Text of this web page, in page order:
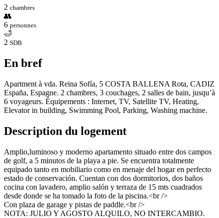
2 chambres
👥
6 personnes
🛁
2 SDB
En bref
Apartment à vda. Reina Sofía, 5 COSTA BALLENA Rota, CADIZ
España, Espagne. 2 chambres, 3 couchages, 2 salles de bain, jusqu’à
6 voyageurs. Équipements : Internet, TV, Satellite TV, Heating,
Elevator in building, Swimming Pool, Parking, Washing machine.
Description du logement
Amplio,luminoso y moderno apartamento situado entre dos campos
de golf, a 5 minutos de la playa a pie. Se encuentra totalmente
equipado tanto en mobiliario como en menaje del hogar en perfecto
estado de conservación. Cuentan con dos dormitorios, dos baños
cocina con lavadero, amplio salón y terraza de 15 mts cuadrados
desde donde se ha tomado la foto de la piscina.<br />
Con plaza de garage y pistas de paddle.<br />
NOTA: JULIO Y AGOSTO ALQUILO, NO INTERCAMBIO.